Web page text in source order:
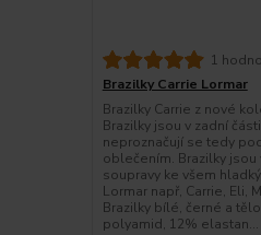
1
Brazilky Carrie Lormar
Brazilky Carrie z nové
Brazilky jsou v zadní
neproznačují se tedy
oblečením. Brazilky
soupravy ke všem
Lormar např, Carrie, Eli,
Brazilky bílé, černé a
polyamid, 12% elastan...